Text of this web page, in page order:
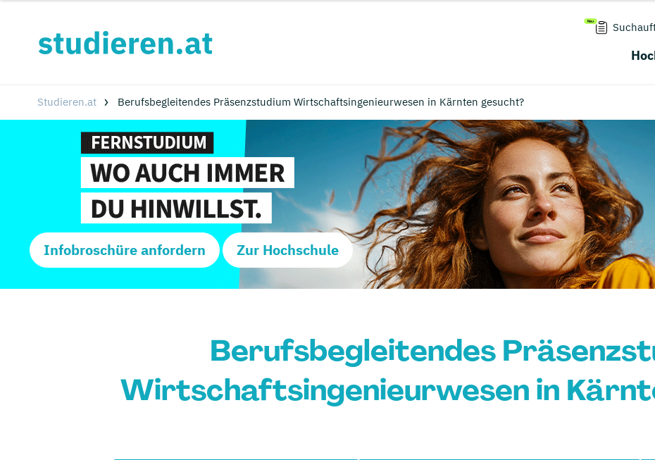
Studieren.at Berufsbegleitendes Präsenzstudium Wirtschaftsingenieurwesen in Kärnten gesucht?
Infobroschüre anfordern Zur Hochschule
Berufsbegleitendes
Wirtschaftsingenieurwesen in